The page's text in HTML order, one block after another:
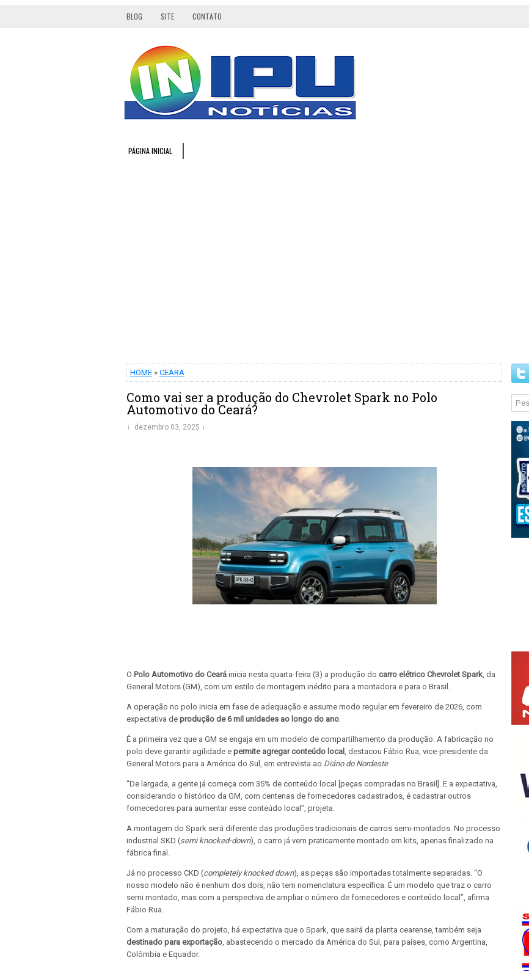
BLOG SITE CONTATO
PÁGINA INICIAL
HOME » CEARA
Como vai ser a produção do Chevrolet Spark no Polo
Automotivo do Ceará?
dezembro 03, 2025
O Polo Automotivo do Ceará inicia nesta quarta-feira (3) a produção do carro elétrico Chevrolet Spark, da
General Motors (GM), com um estilo de montagem inédito para a montadora e para o Brasil.
A operação no polo inicia em fase de adequação e assume modo regular em fevereiro de 2026, com
expectativa de produção de 6 mil unidades ao longo do ano.
É a primeira vez que a GM se engaja em um modelo de compartilhamento da produção. A fabricação no
polo deve garantir agilidade e permite agregar conteúdo local , destacou Fábio Rua, vice-presidente da
General Motors para a América do Sul, em entrevista ao Diário do Nordeste.
“De largada, a gente já começa com 35% de conteúdo local [peças compradas no Brasil]. E a expectativa,
considerando o histórico da GM, com centenas de fornecedores cadastrados, é cadastrar outros
fornecedores para aumentar esse conteúdo local”, projeta.
A montagem do Spark será diferente das produções tradicionais de carros semi-montados. No processo
industrial SKD (semi knocked-down), o carro já vem praticamente montado em kits, apenas finalizado na
fábrica final.
Já no processo CKD (completely knocked down), as peças são importadas totalmente separadas. “O
nosso modelo não é nenhum dos dois, não tem nomenclatura específica. É um modelo que traz o carro
semi montado, mas com a perspectiva de ampliar o número de fornecedores e conteúdo local”, afirma
Fábio Rua.
Com a maturação do projeto, há expectativa que o Spark, que sairá da planta cearense, também seja
destinado para exportação, abastecendo o mercado da América do Sul, para países, como Argentina,
Colômbia e Equador.